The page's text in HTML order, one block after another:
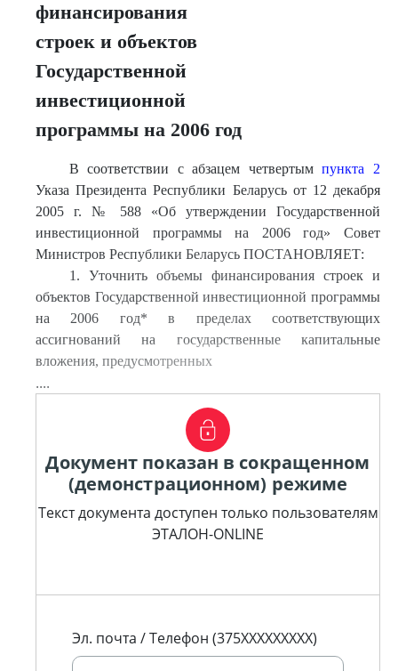
финансирования
строек и объектов
Государственной
инвестиционной
программы на 2006 год
В соответствии с абзацем четвертымпункта 2
Указа Президента Республики Беларусь от 12 декабря
2005 г. № 588 «Об утверждении Государственной
инвестиционной программы на 2006 год» Совет
Министров Республики Беларусь ПОСТАНОВЛЯЕТ:
1. Уточнить объемы финансирования строек и
объектов Государственной инвестиционной программы
на 2006 год* в пределах соответствующих
ассигнований на государственные капитальные
вложения, предусмотренных
....
Документ показан в сокращенном
(демонстрационном) режиме
Текст документа доступен только пользователям
ЭТАЛОН-ONLINE
Эл. почта / Телефон (375XXXXXXXXX)